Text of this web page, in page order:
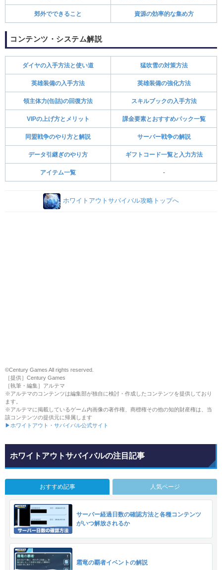
郊外でできること 資源の効率的な集め方
コンテンツ・システム解説
ダイヤの入手方法と使い道 猛吹雪の対策方法
英雄装備の入手方法 英雄装備の強化方法
領主体力(缶詰)の回復方法 スキルブックの入手方法
VIPの上げ方とメリット 課金要素とおすすめパック一覧
同盟戦争のやり方と解説 サーバー戦争の解説
データ引継ぎのやり方 ギフトコード一覧と入力方法
アイテム一覧 -
ホワイトアウトサバイバル攻略トップへ
©Century Games All rights reserved.
［提供］Century Games
［執筆・編集］アルテマ
※アルテマのコンテンツは編集部が独自に検討・作成したコンテンツを提供しており
ます。
※アルテマに掲載しているゲーム内画像の著作権、商標権その他の知的財産権は、当
該コンテンツの提供元に帰属します
▶ホワイトアウト・サバイバル公式サイト
ホワイトアウトサバイバルの注目記事
おすすめ記事 人気ページ
サーバー経過日数の確認方法と各種コンテンツ
がいつ解放されるか
霜竜の覇者イベントの解説